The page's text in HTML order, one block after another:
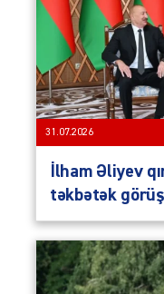
31.07.2026
İlham Əliyev
təkbətək